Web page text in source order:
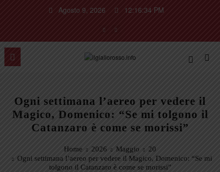
Agosto 9, 2026 12:16:35 PM
Ogni settimana l’aereo per vedere il
Magico, Domenico: “Se mi tolgono il
Catanzaro è come se morissi”
Home 2026 Maggio
20
Ogni settimana l’aereo per vedere il Magico, Domenico: “Se mi
tolgono il Catanzaro è come se morissi”